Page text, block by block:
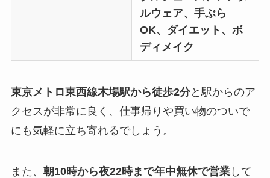
ルウェア、手ぶら
OK、ダイエット、ボ
ディメイク
東京メトロ東西線木場駅から徒歩2分と駅からのア
クセスが非常に良く、仕事帰りや買い物のついで
にも気軽に立ち寄れるでしょう。
また、 朝10時から夜22時まで年中無休で営業して